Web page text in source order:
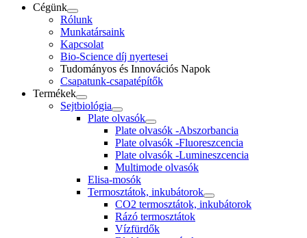
Cégünk
Rólunk
Munkatársaink
Kapcsolat
Bio-Science díj nyertesei
Tudományos és Innovációs Napok
Csapatunk-csapatépítők
Termékek
Sejtbiológia
Plate olvasók
Plate olvasók -Abszorbancia
Plate olvasók -Fluoreszcencia
Plate olvasók -Lumineszcencia
Multimode olvasók
Elisa-mosók
Termosztátok, inkubátorok
CO2 termosztátok, inkubátorok
Rázó termosztátok
Vízfürdők